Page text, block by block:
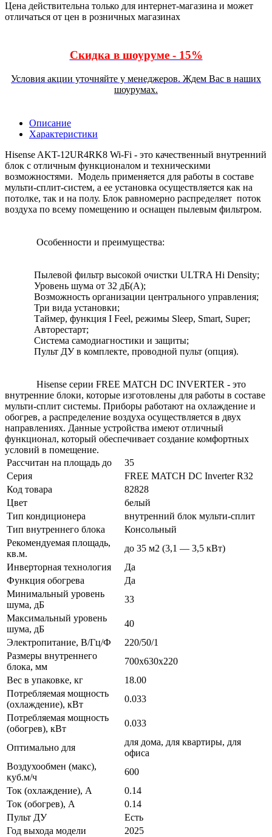
Цена действительна только для интернет-магазина и может
отличаться от цен в розничных магазинах
Скидка в шоуруме - 15%
Условия акции уточняйте у менеджеров. Ждем Вас в наших
шоурумах.
Описание
Характеристики
Hisense AKT-12UR4RK8 Wi-Fi - это качественный внутренний
блок с отличным функционалом и техническими
возможностями. Модель применяется для работы в составе
мульти-сплит-систем, а ее установка осуществляется как на
потолке, так и на полу. Блок равномерно распределяет поток
воздуха по всему помещению и оснащен пылевым фильтром.
Особенности и преимущества:
Пылевой фильтр высокой очистки ULTRA Hi Density;
Уровень шума от 32 дБ(А);
Возможность организации центрального управления;
Три вида установки;
Таймер, функция I Feel, режимы Sleep, Smart, Super;
Авторестарт;
Система самодиагностики и защиты;
Пульт ДУ в комплекте, проводной пульт (опция).
Hisense серии FREE MATCH DC INVERTER - это
внутренние блоки, которые изготовлены для работы в составе
мульти-сплит системы. Приборы работают на охлаждение и
обогрев, а распределение воздуха осуществляется в двух
направлениях. Данные устройства имеют отличный
функционал, который обеспечивает создание комфортных
условий в помещение.
Рассчитан на площадь до
35
Серия
FREE MATCH DC Inverter R32
Код товара
82828
Цвет
белый
Тип кондиционера
внутренний блок мульти-сплит
Тип внутреннего блока
Консольный
Рекомендуемая площадь,
кв.м.
до 35 м2 (3,1 — 3,5 кВт)
Инверторная технология
Да
Функция обогрева
Да
Минимальный уровень
шума, дБ
33
Максимальный уровень
шума, дБ
40
Электропитание, В/Гц/Ф
220/50/1
Размеры внутреннего
блока, мм
700x630x220
Вес в упаковке, кг
18.00
Потребляемая мощность
(охлаждение), кВт
0.033
Потребляемая мощность
(обогрев), кВт
0.033
Оптимально для
для дома, для квартиры, для
офиса
Воздухообмен (макс),
куб.м/ч
600
Ток (охлаждение), А
0.14
Ток (обогрев), А
0.14
Пульт ДУ
Есть
Год выхода модели
2025